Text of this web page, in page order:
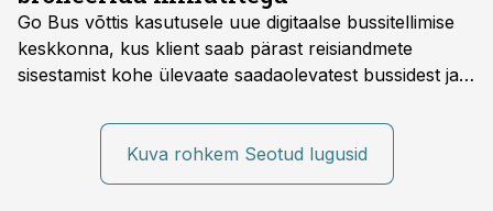
Go Bus võttis kasutusele uue digitaalse bussitellimise
keskkonna, kus klient saab pärast reisiandmete
sisestamist kohe ülevaate saadaolevatest bussidest ja
kiiresti edasi liikuda hinnapakkumist ootamata.
Kuva rohkem Seotud lugusid